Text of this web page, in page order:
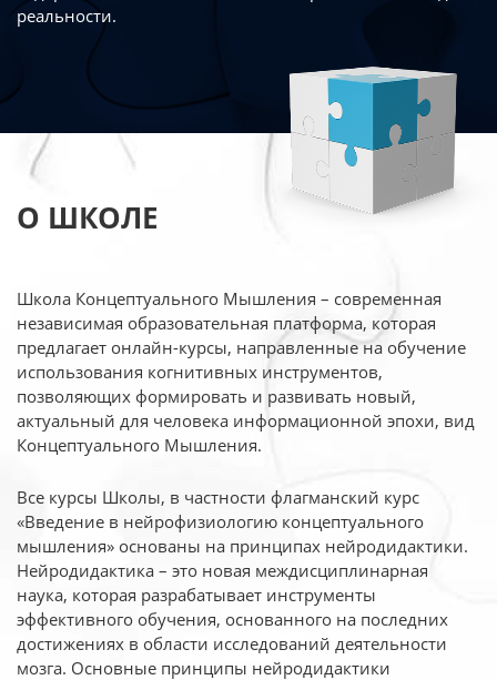
реальности.
О ШКОЛЕ
Школа Концептуального Мышления – современная
независимая образовательная платформа, которая
предлагает онлайн-курсы, направленные на обучение
использования когнитивных инструментов,
позволяющих формировать и развивать новый,
актуальный для человека информационной эпохи, вид
Концептуального Мышления.
Все курсы Школы, в частности флагманский курс
«Введение в нейрофизиологию концептуального
мышления» основаны на принципах нейродидактики.
Нейродидактика – это новая междисциплинарная
наука, которая разрабатывает инструменты
эффективного обучения, основанного на последних
достижениях в области исследований деятельности
мозга. Основные принципы нейродидактики